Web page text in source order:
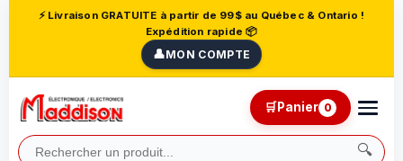
⚡ Livraison GRATUITE à partir de 99$ au Québec & Ontario !
Expédition rapide 📦
👤MON COMPTE
🔍
🛒Panier 0